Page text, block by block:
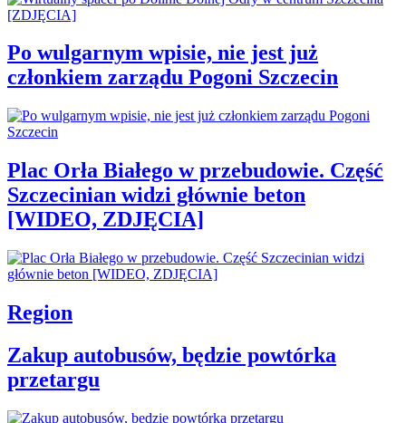
Po wulgarnym wpisie, nie jest już
członkiem zarządu Pogoni Szczecin
Plac Orła Białego w przebudowie. Część
Szczecinian widzi głównie beton
[WIDEO, ZDJĘCIA]
Region
Zakup autobusów, będzie powtórka
przetargu